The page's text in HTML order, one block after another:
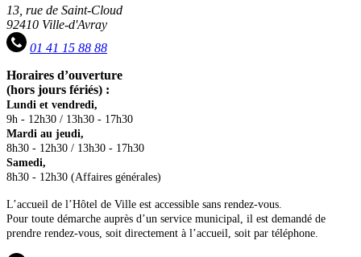
13, rue de Saint-Cloud
92410 Ville-d'Avray
01 41 15 88 88
Horaires d’ouverture
(hors jours fériés) :
Lundi et vendredi,
9h - 12h30 / 13h30 - 17h30
Mardi au jeudi,
8h30 - 12h30 / 13h30 - 17h30
Samedi,
8h30 - 12h30 (Affaires générales)
L’accueil de l’Hôtel de Ville est accessible sans rendez-vous.
Pour toute démarche auprès d’un service municipal, il est demandé de
prendre rendez-vous, soit directement à l’accueil, soit par téléphone.